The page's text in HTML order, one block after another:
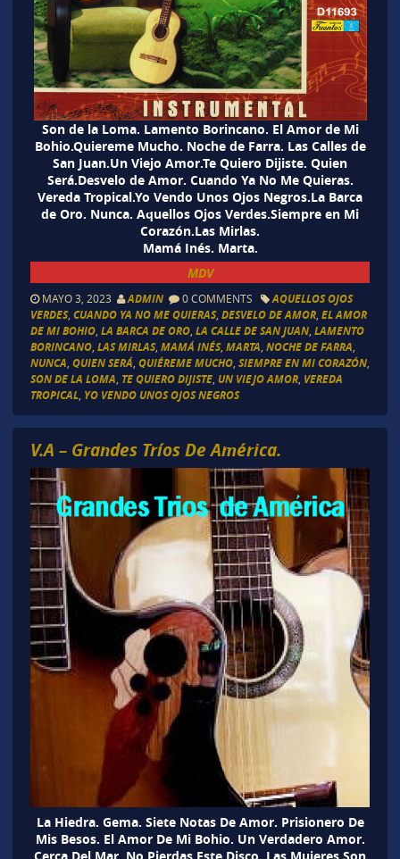
Son de la Loma. Lamento Borincano. El Amor de Mi
Bohio.Quiereme Mucho. Noche de Farra. Las Calles de
San Juan.Un Viejo Amor.Te Quiero Dijiste. Quien
Será.Desvelo de Amor. Cuando Ya No Me Quieras.
Vereda Tropical.Yo Vendo Unos Ojos Negros.La Barca
de Oro. Nunca. Aquellos Ojos Verdes.Siempre en Mi
Corazón.Las Mirlas.
Mamá Inés. Marta.
MDV
MAYO 3, 2023 ADMIN 0 COMMENTS
AQUELLOS OJOS
VERDES, CUANDO YA NO ME QUIERAS, DESVELO DE AMOR, EL AMOR
DE MI BOHIO, LA BARCA DE ORO, LA CALLE DE SAN JUAN, LAMENTO
BORINCANO, LAS MIRLAS, MAMÁ INÉS, MARTA, NOCHE DE FARRA,
NUNCA, QUIEN SERÁ, QUIÉREME MUCHO, SIEMPRE EN MI CORAZÓN,
SON DE LA LOMA, TE QUIERO DIJISTE, UN VIEJO AMOR, VEREDA
TROPICAL, YO VENDO UNOS OJOS NEGROS
V.A – Grandes Tríos De América.
La Hiedra. Gema. Siete Notas De Amor. Prisionero De
Mis Besos. El Amor De Mi Bohio. Un Verdadero Amor.